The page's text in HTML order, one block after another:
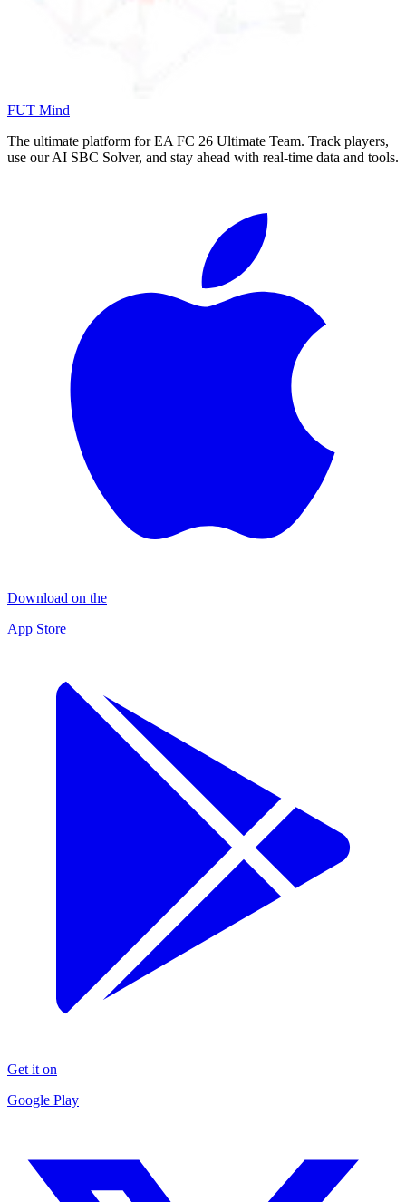
FUT Mind
The ultimate platform for EA FC 26 Ultimate Team. Track players,
use our AI SBC Solver, and stay ahead with real-time data and tools.
Download on the
App Store
Get it on
Google Play